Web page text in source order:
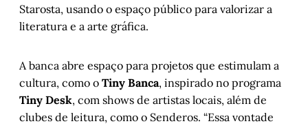
Starosta, usando o espaço público para valorizar a
literatura e a arte gráfica.
A banca abre espaço para projetos que estimulam a
cultura, como o Tiny Banca, inspirado no programa
Tiny Desk, com shows de artistas locais, além de
clubes de leitura, como o Senderos. “Essa vontade